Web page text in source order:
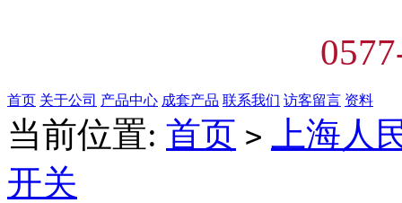
首页 关于公司 产品中心 成套产品 联系我们 访客留言 资料
当前位置: 首页 >
上海人
开关